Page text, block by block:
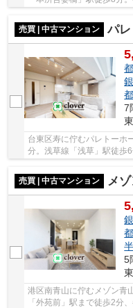
売買 | 中古マンション
パ
7
台東区寿に佇むパレトーホ
分。浅草線「浅草」駅徒歩
売買 | 中古マンション
メ
5
港区南青山に佇むメゾン青
「外苑前」駅まで徒歩2分